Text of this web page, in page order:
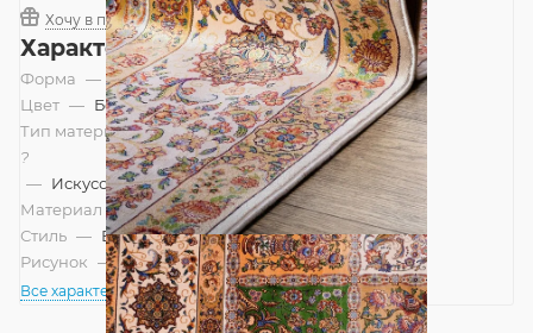
Хочу в подарок
Характеристики
Форма — Прямоугольник
Цвет — Бежевый
Тип материала
?
— Искусственный
Материал — Модал-Шелк
Стиль — Восточный
Рисунок — Классический
Все характеристики